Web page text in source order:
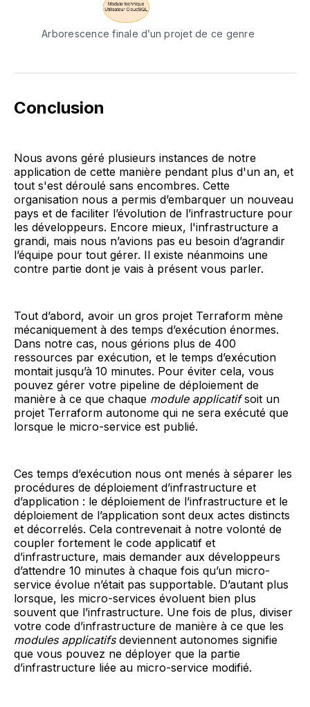
Arborescence finale d’un projet de ce genre
Conclusion
Nous avons géré plusieurs instances de notre
application de cette manière pendant plus d'un an, et
tout s'est déroulé sans encombres. Cette
organisation nous a permis d’embarquer un nouveau
pays et de faciliter l’évolution de l’infrastructure pour
les développeurs. Encore mieux, l'infrastructure a
grandi, mais nous n’avions pas eu besoin d’agrandir
l’équipe pour tout gérer. Il existe néanmoins une
contre partie dont je vais à présent vous parler.
Tout d’abord, avoir un gros projet Terraform mène
mécaniquement à des temps d’exécution énormes.
Dans notre cas, nous gérions plus de 400
ressources par exécution, et le temps d’exécution
montait jusqu’à 10 minutes. Pour éviter cela, vous
pouvez gérer votre pipeline de déploiement de
manière à ce que chaque module applicatifsoit un
projet Terraform autonome qui ne sera exécuté que
lorsque le micro-service est publié.
Ces temps d’exécution nous ont menés à séparer les
procédures de déploiement d’infrastructure et
d’application : le déploiement de l’infrastructure et le
déploiement de l’application sont deux actes distincts
et décorrelés. Cela contrevenait à notre volonté de
coupler fortement le code applicatif et
d’infrastructure, mais demander aux développeurs
d’attendre 10 minutes à chaque fois qu’un micro-
service évolue n’était pas supportable. D’autant plus
lorsque, les micro-services évoluent bien plus
souvent que l’infrastructure. Une fois de plus, diviser
votre code d’infrastructure de manière à ce que les
modules applicatifsdeviennent autonomes signifie
que vous pouvez ne déployer que la partie
d’infrastructure liée au micro-service modifié.